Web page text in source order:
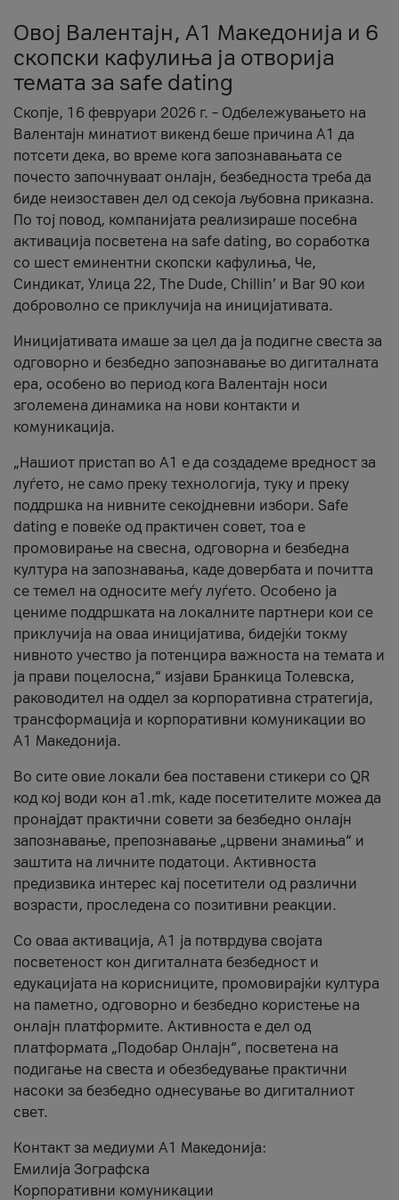
Овој Валентајн, A1 Македонија и 6
скопски кафулиња ја отворија
темата за safe dating
Скопје, 16 февруари 2026 г. – Одбележувањето на
Валентајн минатиот викенд беше причина А1 да
потсети дека, во време кога запознавањата се
почесто започнуваат онлајн, безбедноста треба да
биде неизоставен дел од секоја љубовна приказна.
По тој повод, компанијата реализираше посебна
активација посветена на safe dating, во соработка
со шест еминентни скопски кафулиња, Че,
Синдикат, Улица 22, The Dude, Chillin’ и Bar 90 кои
доброволно се приклучија на иницијативата.
Иницијативата имаше за цел да ја подигне свеста за
одговорно и безбедно запознавање во дигиталната
ера, особено во период кога Валентајн носи
зголемена динамика на нови контакти и
комуникација.
„Нашиот пристап во А1 е да создадеме вредност за
луѓето, не само преку технологија, туку и преку
поддршка на нивните секојдневни избори. Safe
dating е повеќе од практичен совет, тоа е
промовирање на свесна, одговорна и безбедна
култура на запознавања, каде довербата и почитта
се темел на односите меѓу луѓето. Особено ја
цениме поддршката на локалните партнери кои се
приклучија на оваа иницијатива, бидејќи токму
нивното учество ја потенцира важноста на темата и
ја прави поцелосна,“ изјави Бранкица Толевска,
раководител на оддел за корпоративна стратегија,
трансформација и корпоративни комуникации во
А1 Македонија.
Во сите овие локали беа поставени стикери со QR
код кој води кон a1.mk, каде посетителите можеа да
пронајдат практични совети за безбедно онлајн
запознавање, препознавање „црвени знамиња“ и
заштита на личните податоци. Активноста
предизвика интерес кај посетители од различни
возрасти, проследена со позитивни реакции.
Со оваа активација, А1 ја потврдува својата
посветеност кон дигиталната безбедност и
едукацијата на корисниците, промовирајќи култура
на паметно, одговорно и безбедно користење на
онлајн платформите. Активноста е дел од
платформата „Подобар Онлајн“, посветена на
подигање на свеста и обезбедување практични
насоки за безбедно однесување во дигиталниот
свет.
Контакт за медиуми А1 Македонија:
Емилија Зографска
Корпоративни комуникации